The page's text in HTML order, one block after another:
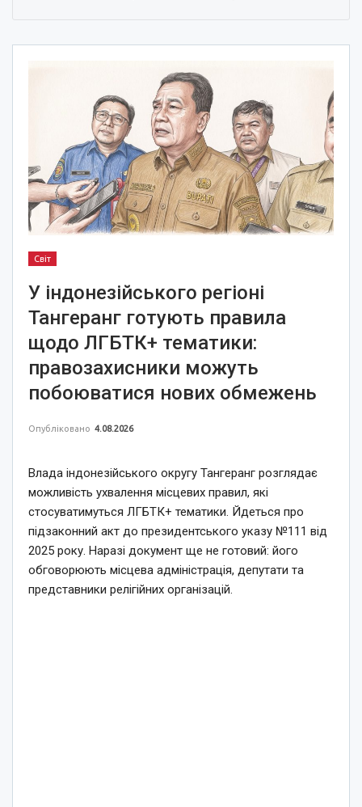
Світ
У індонезійського регіоні
Тангеранг готують правила
щодо ЛГБТК+ тематики:
правозахисники можуть
побоюватися нових обмежень
Опубліковано 4.08.2026
Влада індонезійського округу Тангеранг розглядає
можливість ухвалення місцевих правил, які
стосуватимуться ЛГБТК+ тематики. Йдеться про
підзаконний акт до президентського указу №111 від
2025 року. Наразі документ ще не готовий: його
обговорюють місцева адміністрація, депутати та
представники релігійних організацій.